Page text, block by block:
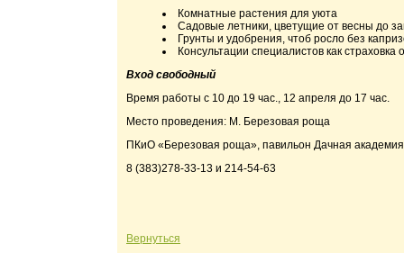
Комнатные растения для уюта
Садовые летники, цветущие от весны до
Грунты и удобрения, чтоб росло без
Консультации специалистов как страховка
Вход свободный
Время работы с 10 до 19 час., 12 апреля до 17 час.
Место проведения: М. Березовая роща
ПКиО «Березовая роща», павильон Дачная академия
8 (383)278-33-13 и 214-54-63
Вернуться